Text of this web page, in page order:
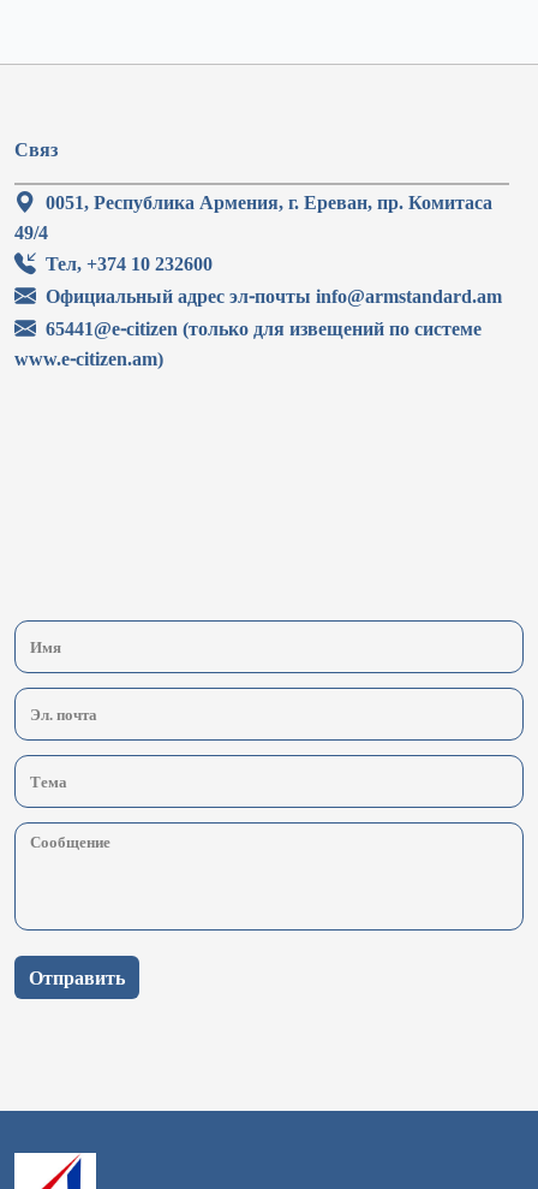
Связ
0051, Республика Армения, г. Ереван, пр. Комитаса
49/4
Тел, +374 10 232600
Официальный адрес эл-почты info@armstandard.am
65441@e-citizen (только для извещений по системе
www.e-citizen.am)
Отправить